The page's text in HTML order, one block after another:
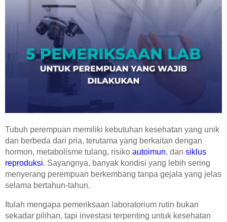
Hasil Pemeriksaan
Hasil MCU Perusahaan
KABAR TERBARU
Semua Berita
Berita
Edukasi
Penghargaan
Webinar
MITRA
Laboratorium dan Rumah Sakit
Tubuh perempuan memiliki kebutuhan kesehatan yang unik
dan berbeda dari pria, terutama yang berkaitan dengan
hormon, metabolisme tulang, risiko autoimun, dan siklus
reproduksi. Sayangnya, banyak kondisi yang lebih sering
menyerang perempuan berkembang tanpa gejala yang jelas
selama bertahun-tahun.
Itulah mengapa pemeriksaan laboratorium rutin bukan
sekadar pilihan, tapi investasi terpenting untuk kesehatan